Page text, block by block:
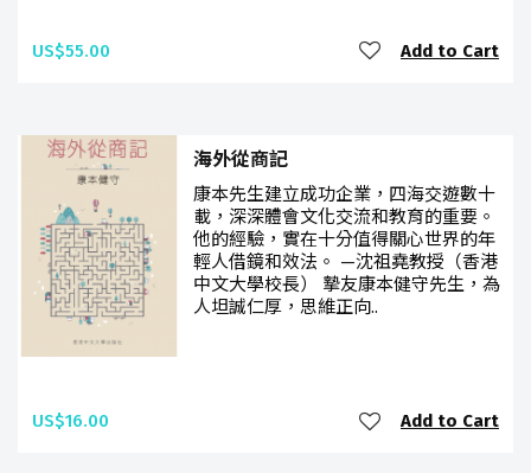
US$55.00 Add to Cart
海外從商記
康本先生建立成功企業，四海交遊數十
載，深深體會文化交流和教育的重要。
他的經驗，實在十分值得關心世界的年
輕人借鏡和效法。 —沈祖堯教授（香港
中文大學校長） 摯友康本健守先生，為
人坦誠仁厚，思維正向..
US$16.00 Add to Cart